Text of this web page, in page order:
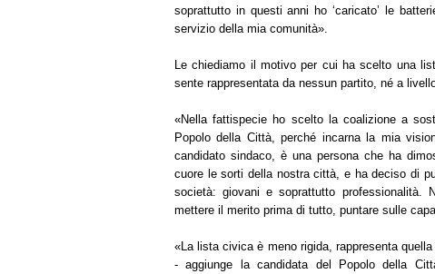
soprattutto in questi anni ho ‘caricato’ le
servizio della mia comunità».
Le chiediamo il motivo per cui ha scelto una
sente rappresentata da nessun partito, né a
«Nella fattispecie ho scelto la coalizione a
Popolo della Città, perché incarna la mia
candidato sindaco, è una persona che ha
cuore le sorti della nostra città, e ha deciso di
società: giovani e soprattutto professionalità.
mettere il merito prima di tutto, puntare sulle
«La listacivica è meno rigida, rappresenta
- aggiunge la candidata del Popolo della